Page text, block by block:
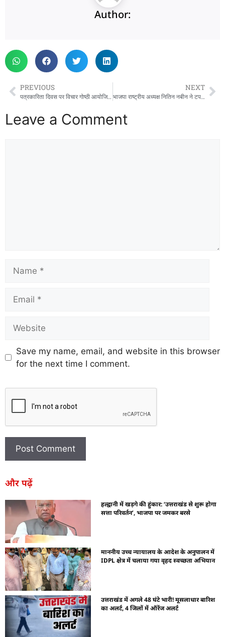
Author:
PREVIOUS
पत्रकारिता दिवस पर विचार गोष्ठी आयोजित, कप्तान ने दी शुभकामनाएं
NEXT
भाजपा राष्ट्रीय अध्यक्ष नितिन नबीन ने टपकेश्वर मंदिर में पूजा-अर्चना कर बूथ कार्यकर्ताओं संग किया संवाद
Leave a Comment
Save my name, email, and website in this browser
for the next time I comment.
और पढ़ें
हल्द्वानी में खड़गे की हुंकार: ‘उत्तराखंड से शुरू होगा
सत्ता परिवर्तन’, भाजपा पर जमकर बरसे
माननीय उच्च न्यायालय के आदेश के अनुपालन में
IDPL क्षेत्र में चलाया गया वृहद स्वच्छता अभियान
उत्तराखंड में अगले 48 घंटे भारी! मूसलाधार बारिश
का अलर्ट, 4 जिलों में ऑरेंज अलर्ट